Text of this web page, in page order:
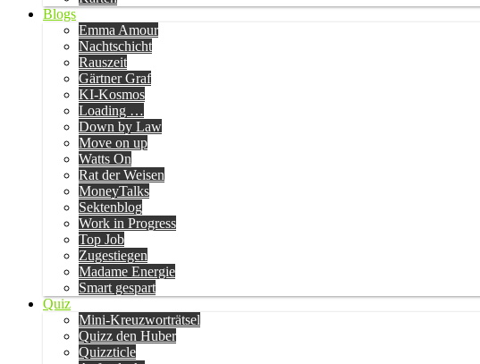
Blogs
Emma Amour
Nachtschicht
Rauszeit
Gärtner Graf
KI-Kosmos
Loading …
Down by Law
Move on up
Watts On
Rat der Weisen
MoneyTalks
Sektenblog
Work in Progress
Top Job
Zugestiegen
Madame Energie
Smart gespart
Quiz
Mini-Kreuzworträtsel
Quizz den Huber
Quizzticle